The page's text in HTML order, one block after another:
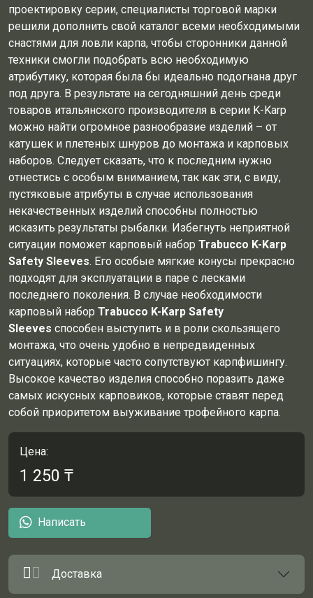
проектировку серии, специалисты торговой марки
решили дополнить свой каталог всеми необходимыми
снастями для ловли карпа, чтобы сторонники данной
техники смогли подобрать всю необходимую
атрибутику, которая была бы идеально подогнана друг
под друга. В результате на сегодняшний день среди
товаров итальянского производителя в серии K-Karp
можно найти огромное разнообразие изделий – от
катушек и плетеных шнуров до монтажа и карповых
наборов. Следует сказать, что к последним нужно
отнестись с особым вниманием, так как эти, с виду,
пустяковые атрибуты в случае использования
некачественных изделий способны полностью
исказить результаты рыбалки. Избегнуть неприятной
ситуации поможет карповый набор Trabucco K-Karp
Safety Sleeves. Его особые мягкие конусы прекрасно
подходят для эксплуатации в паре с лесками
последнего поколения. В случае необходимости
карповый набор Trabucco K-Karp Safety
Sleeves способен выступить и в роли скользящего
монтажа, что очень удобно в непредвиденных
ситуациях, которые часто сопутствуют карпфишингу.
Высокое качество изделия способно поразить даже
самых искусных карповиков, которые ставят перед
собой приоритетом выуживание трофейного карпа.
Цена:
1 250 ₸
Написать
Доставка